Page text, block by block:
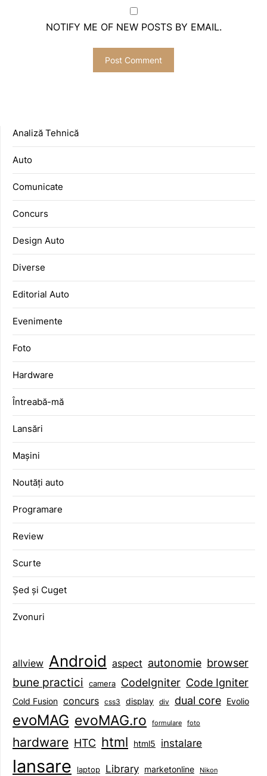
NOTIFY ME OF NEW POSTS BY EMAIL.
Analiză Tehnică
Auto
Comunicate
Concurs
Design Auto
Diverse
Editorial Auto
Evenimente
Foto
Hardware
Întreabă-mă
Lansări
Mașini
Noutăți auto
Programare
Review
Scurte
Șed și Cuget
Zvonuri
allview Android aspect autonomie browser
bune practici camera CodeIgniter Code Igniter
Cold Fusion concurs css3 display div dual core Evolio
evoMAG evoMAG.ro formulare foto
hardware HTC html html5 instalare
lansare laptop Library marketonline Nikon